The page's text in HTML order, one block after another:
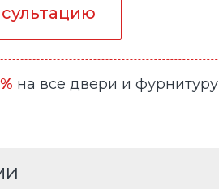
на все двери и фурнитуру